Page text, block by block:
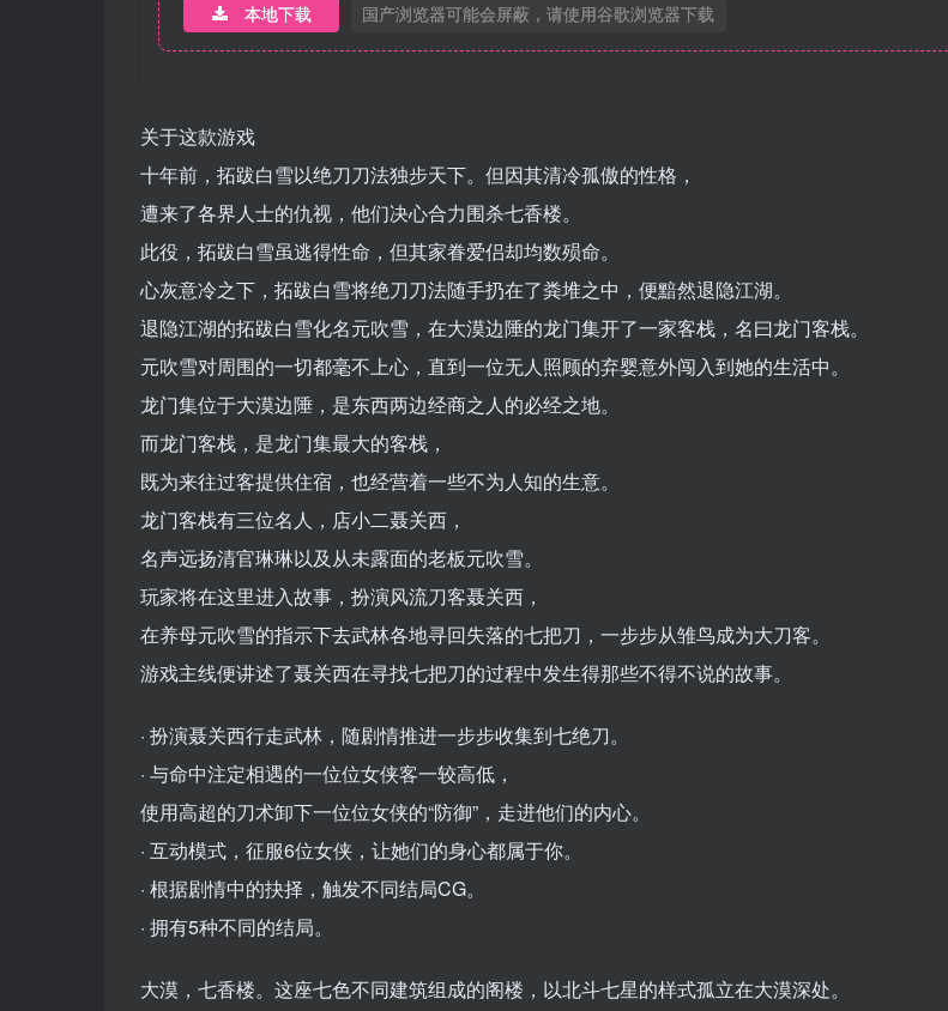
本地下载 国产浏览器可能会屏蔽，请使用谷歌浏览器下载
关于这款游戏
十年前，拓跋白雪以绝刀刀法独步天下。但因其清冷孤傲的性格，
遭来了各界人士的仇视，他们决心合力围杀七香楼。
此役，拓跋白雪虽逃得性命，但其家眷爱侣却均数殒命。
心灰意冷之下，拓跋白雪将绝刀刀法随手扔在了粪堆之中，便黯然退隐江湖。
退隐江湖的拓跋白雪化名元吹雪，在大漠边陲的龙门集开了一家客栈，名曰龙门客栈。
元吹雪对周围的一切都毫不上心，直到一位无人照顾的弃婴意外闯入到她的生活中。
龙门集位于大漠边陲，是东西两边经商之人的必经之地。
而龙门客栈，是龙门集最大的客栈，
既为来往过客提供住宿，也经营着一些不为人知的生意。
龙门客栈有三位名人，店小二聂关西，
名声远扬清官琳琳以及从未露面的老板元吹雪。
玩家将在这里进入故事，扮演风流刀客聂关西，
在养母元吹雪的指示下去武林各地寻回失落的七把刀，一步步从雏鸟成为大刀客。
游戏主线便讲述了聂关西在寻找七把刀的过程中发生得那些不得不说的故事。
· 扮演聂关西行走武林，随剧情推进一步步收集到七绝刀。
· 与命中注定相遇的一位位女侠客一较高低，
使用高超的刀术卸下一位位女侠的“防御”，走进他们的内心。
· 互动模式，征服6位女侠，让她们的身心都属于你。
· 根据剧情中的抉择，触发不同结局CG。
· 拥有5种不同的结局。
大漠，七香楼。这座七色不同建筑组成的阁楼，以北斗七星的样式孤立在大漠深处。